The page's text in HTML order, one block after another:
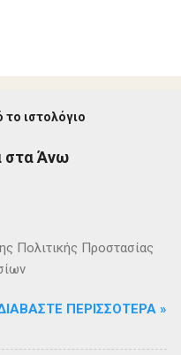
ιστολόγιο
στα Άνω
Πολιτικής Προστασίας
ΠΕΡΙΣΣΌΤΕΡΑ »